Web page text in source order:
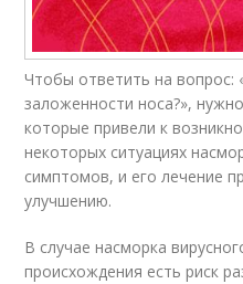
Чтобы ответить на вопрос:
заложенности носа?»,
которые привели к
некоторых ситуациях
симптомов, и его лечение
улучшению.
В случае насморка
происхождения есть риск